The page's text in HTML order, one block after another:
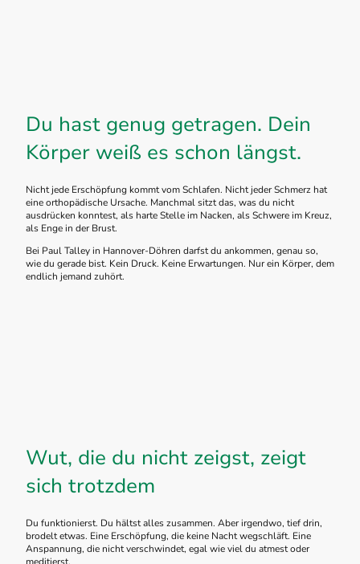
Du hast genug getragen. Dein
Körper weiß es schon längst.
Nicht jede Erschöpfung kommt vom Schlafen. Nicht jeder Schmerz hat
eine orthopädische Ursache. Manchmal sitzt das, was du nicht
ausdrücken konntest, als harte Stelle im Nacken, als Schwere im Kreuz,
als Enge in der Brust.
Bei Paul Talley in Hannover-Döhren darfst du ankommen, genau so,
wie du gerade bist. Kein Druck. Keine Erwartungen. Nur ein Körper, dem
endlich jemand zuhört.
Wut, die du nicht zeigst, zeigt
sich trotzdem
Du funktionierst. Du hältst alles zusammen. Aber irgendwo, tief drin,
brodelt etwas. Eine Erschöpfung, die keine Nacht wegschläft. Eine
Anspannung, die nicht verschwindet, egal wie viel du atmest oder